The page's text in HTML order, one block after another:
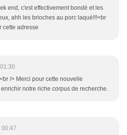
end, c'est effectivement bondé et les
ahh les brioches au porc laqué!!!<br
cette adresse
/> Merci pour cette nouvelle
notre riche corpus de recherche.